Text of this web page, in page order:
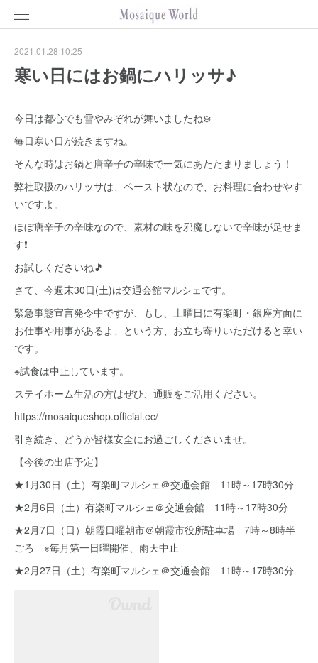
2021.01.28 10:25
寒い日にはお鍋にハリッサ♪
今日は都心でも雪やみぞれが舞いましたね❄️
毎日寒い日が続きますね。
そんな時はお鍋と唐辛子の辛味で一気にあたたまりましょう！
弊社取扱のハリッサは、ペースト状なので、お料理に合わせやす
いですよ。
ほぼ唐辛子の辛味なので、素材の味を邪魔しないで辛味が足せま
す❗
お試しくださいね🎵
さて、今週末30日(土)は交通会館マルシェです。
緊急事態宣言発令中ですが、もし、土曜日に有楽町・銀座方面に
お仕事や用事があるよ、という方、お立ち寄りいただけると幸い
です。
※試食は中止しています。
ステイホーム生活の方はぜひ、通販をご活用ください。
https://mosaiqueshop.official.ec/
引き続き、どうか皆様安全にお過ごしくださいませ。
【今後の出店予定】
★1月30日（土）有楽町マルシェ＠交通会館 11時～17時30分
★2月6日（土）有楽町マルシェ＠交通会館 11時～17時30分
★2月7日（日）朝霞日曜朝市＠朝霞市役所駐車場 7時～8時半
ごろ ※毎月第一日曜開催、雨天中止
★2月27日（土）有楽町マルシェ＠交通会館 11時～17時30分